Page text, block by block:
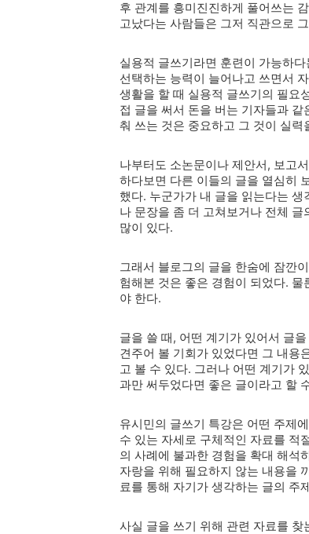
후 관계를 흥미진진하게 풀어쓰는
고났다는 사람들은 그저 직관으로
실용적 글쓰기라면 훈련이 가능하
선택하는 능력이 늘어나고 쓰면서
생활을 할 때 실용적 글쓰기의 필요
접 글을 써서 돈을 버는 기자들과
춰 쓰는 것은 중요하고 그 것이 실
나부터도 소논문이나 제안서, 보고
하다보면 다른 이들의 글을 열심히
했다. 누군가가 내 글을 읽는다는
나 문장을 좀 더 고쳐보거나 전체
많이 있다.
그래서 블로그의 글을 한숨에 잠깐
험해본 것은 좋은 경험이 되었다.
야 한다.
글을 쓸 때, 어떤 계기가 있어서 글
견주어 볼 기회가 있었다면 그 내용
고 볼 수 있다. 그러나 어떤 계기가
과만 써두었다면 좋은 글이라고 할
유시민의 글쓰기 특강은 어떤 주제
수 있는 자세로 구체적인 자료를 적
의 사례에 불과한 경험을 확대 해석
자랑을 위해 필요하지 않는 내용을
료를 통해 자기가 생각하는 글의 주
사실 글을 쓰기 위해 관련 자료를